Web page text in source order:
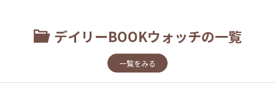
デイリーBOOKウォッチの一覧
一覧をみる